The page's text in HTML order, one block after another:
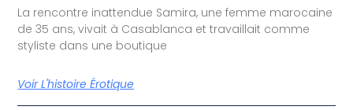
La rencontre inattendue Samira, une femme marocaine
de 35 ans, vivait à Casablanca et travaillait comme
styliste dans une boutique
Voir L'histoire Érotique